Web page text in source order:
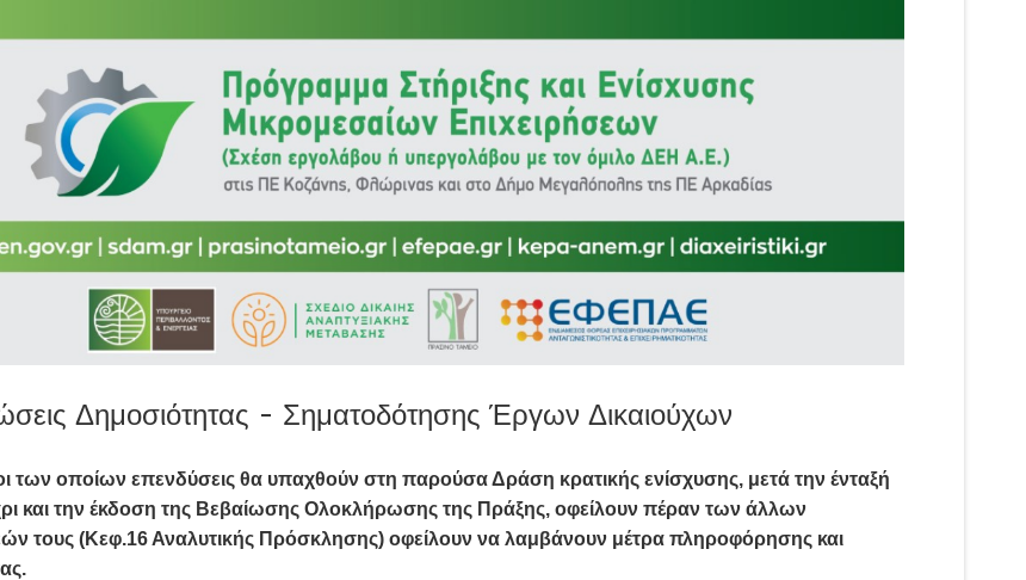
Δημοσιότητας - Σηματοδότησης Έργων Δικαιούχων
των οποίων επενδύσεις θα υπαχθούν στη παρούσα Δράση κρατικής ενίσχυσης, μετά την ένταξή
και την έκδοση της Βεβαίωσης Ολοκλήρωσης της Πράξης, οφείλουν πέραν των άλλων
τους (Κεφ.16 Αναλυτικής Πρόσκλησης) οφείλουν να λαμβάνουν μέτρα πληροφόρησης και